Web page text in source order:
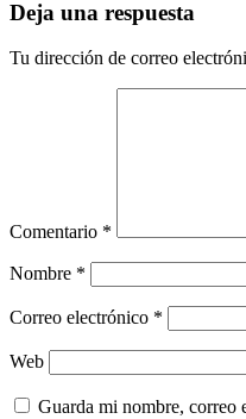
Deja una respuesta
Tu dirección de correo
Comentario *
Nombre *
Correo electrónico *
Web
Guarda mi nombre, correo